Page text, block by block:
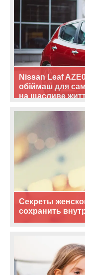
Nissan Leaf
обіймаш для
на щасливе
Секреты
сохранить